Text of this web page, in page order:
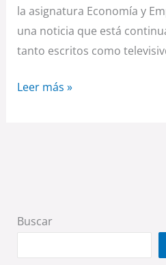
la asignatura Economía y
una noticia que está
tanto escritos como
Leer más »
Buscar